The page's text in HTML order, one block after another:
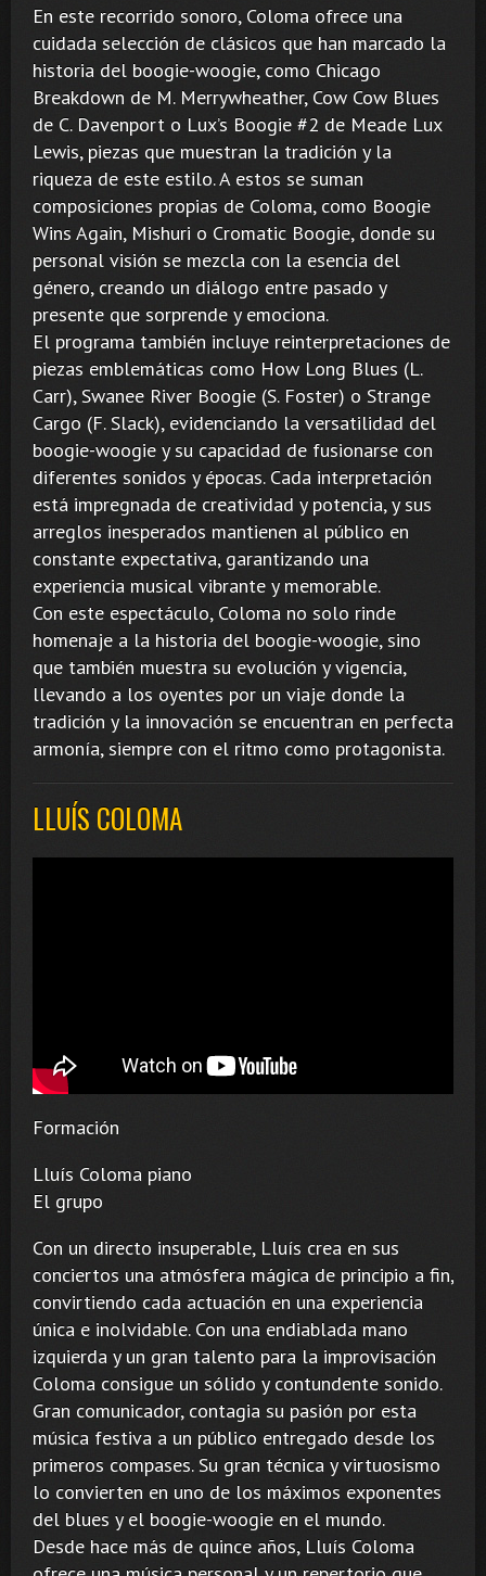
En este recorrido sonoro, Coloma ofrece una
cuidada selección de clásicos que han marcado la
historia del boogie-woogie, como Chicago
Breakdown de M. Merrywheather, Cow Cow Blues
de C. Davenport o Lux’s Boogie #2 de Meade Lux
Lewis, piezas que muestran la tradición y la
riqueza de este estilo. A estos se suman
composiciones propias de Coloma, como Boogie
Wins Again, Mishuri o Cromatic Boogie, donde su
personal visión se mezcla con la esencia del
género, creando un diálogo entre pasado y
presente que sorprende y emociona.
El programa también incluye reinterpretaciones de
piezas emblemáticas como How Long Blues (L.
Carr), Swanee River Boogie (S. Foster) o Strange
Cargo (F. Slack), evidenciando la versatilidad del
boogie-woogie y su capacidad de fusionarse con
diferentes sonidos y épocas. Cada interpretación
está impregnada de creatividad y potencia, y sus
arreglos inesperados mantienen al público en
constante expectativa, garantizando una
experiencia musical vibrante y memorable.
Con este espectáculo, Coloma no solo rinde
homenaje a la historia del boogie-woogie, sino
que también muestra su evolución y vigencia,
llevando a los oyentes por un viaje donde la
tradición y la innovación se encuentran en perfecta
armonía, siempre con el ritmo como protagonista.
LLUÍS COLOMA
Formación
Lluís Coloma piano
El grupo
Con un directo insuperable, Lluís crea en sus
conciertos una atmósfera mágica de principio a fin,
convirtiendo cada actuación en una experiencia
única e inolvidable. Con una endiablada mano
izquierda y un gran talento para la improvisación
Coloma consigue un sólido y contundente sonido.
Gran comunicador, contagia su pasión por esta
música festiva a un público entregado desde los
primeros compases. Su gran técnica y virtuosismo
lo convierten en uno de los máximos exponentes
del blues y el boogie-woogie en el mundo.
Desde hace más de quince años, Lluís Coloma